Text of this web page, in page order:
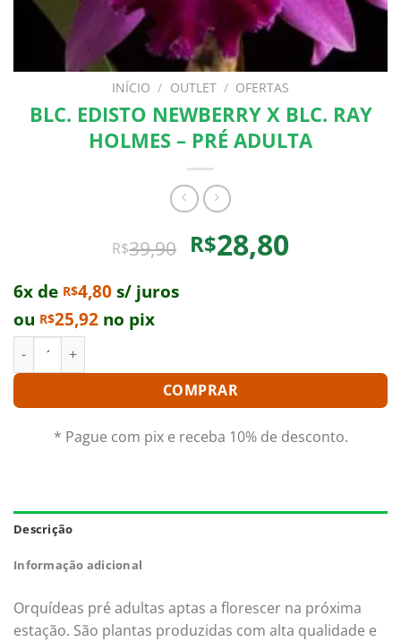
INÍCIO / OUTLET / OFERTAS
BLC. EDISTO NEWBERRY X BLC. RAY
HOLMES – PRÉ ADULTA
R$39,90 O
preço
R$28,80O
preço
6x de R$4,80s/ juros
ou R$25,92 no pix
BLC. EDISTO NEWBERRY X BLC. RAY HOLMES - PRÉ ADULTA
COMPRAR
* Pague com pix e receba 10% de desconto.
Descrição
Informação adicional
Orquídeas pré adultas aptas a florescer na próxima
estação. São plantas produzidas com alta qualidade e